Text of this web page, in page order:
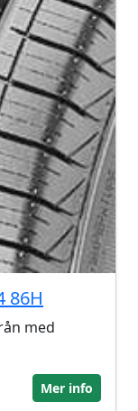
86H
med
Mer info